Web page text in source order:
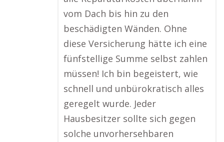
vom Dach bis hin zu den
beschädigten Wänden. Ohne
diese Versicherung hätte ich eine
fünfstellige Summe selbst zahlen
müssen! Ich bin begeistert, wie
schnell und unbürokratisch alles
geregelt wurde. Jeder
Hausbesitzer sollte sich gegen
solche unvorhersehbaren